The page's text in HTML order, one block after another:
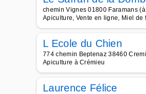
chemin Vignes 01800 Faramans
Apiculture, Vente en ligne, Miel de
L Ecole du Chien
774 chemin Beptenaz 38460
Apiculture à Crémieu
Laurence Félice